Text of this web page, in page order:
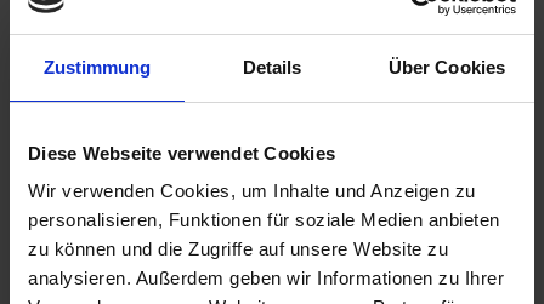
Zustimmung Details Über Cookies
Diese Webseite verwendet Cookies
Wir verwenden Cookies, um Inhalte und Anzeigen zu
personalisieren, Funktionen für soziale Medien anbieten
zu können und die Zugriffe auf unsere Website zu
analysieren. Außerdem geben wir Informationen zu Ihrer
08.00 Uhr
16.00 Uhr
Burg (bei Magdeburg) / Deutschland
22.00 Uhr
16.10.2025 - Donnerstag
Burg (bei Magdeburg) / Deutschland